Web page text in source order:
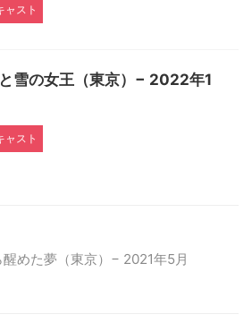
ャスト
雪の女王（東京）− 2022年1
ャスト
醒めた夢（東京）− 2021年5月